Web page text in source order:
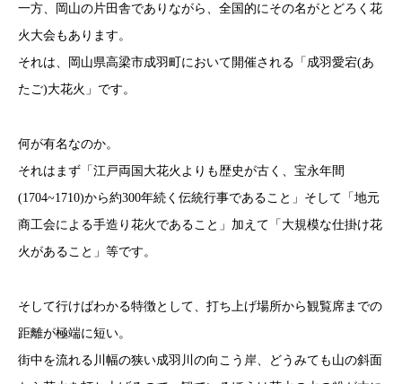
一方、岡山の片田舎でありながら、全国的にその名がとどろく花
火大会もあります。
それは、岡山県高梁市成羽町において開催される「成羽愛宕(あ
たご)大花火」です。
何が有名なのか。
それはまず「江戸両国大花火よりも歴史が古く、宝永年間
(1704~1710)から約300年続く伝統行事であること」そして「地元
商工会による手造り花火であること」加えて「大規模な仕掛け花
火があること」等です。
そして行けばわかる特徴として、打ち上げ場所から観覧席までの
距離が極端に短い。
街中を流れる川幅の狭い成羽川の向こう岸、どうみても山の斜面